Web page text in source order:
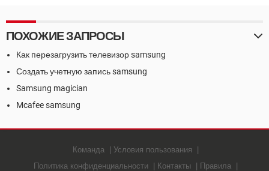
ПОХОЖИЕ ЗАПРОСЫ
Как перезагрузить телевизор samsung
Создать учетную запись samsung
Samsung magician
Mcafee samsung
Команда
Условия пользования
Политика конфиденциальности
Контакты
Правила